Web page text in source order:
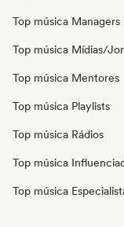
Top música Managers
Top música Mídias/
Top música Mentores
Top música Playlists
Top música Rádios
Top música
Top música